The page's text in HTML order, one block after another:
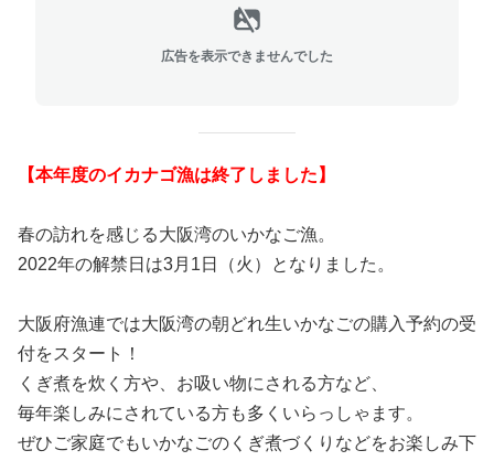
広告を表示できませんでした
【本年度のイカナゴ漁は終了しました】
春の訪れを感じる大阪湾のいかなご漁。
2022年の解禁日は3月1日（火）となりました。
大阪府漁連では大阪湾の朝どれ生いかなごの購入予約の受
付をスタート！
くぎ煮を炊く方や、お吸い物にされる方など、
毎年楽しみにされている方も多くいらっしゃます。
ぜひご家庭でもいかなごのくぎ煮づくりなどをお楽しみ下